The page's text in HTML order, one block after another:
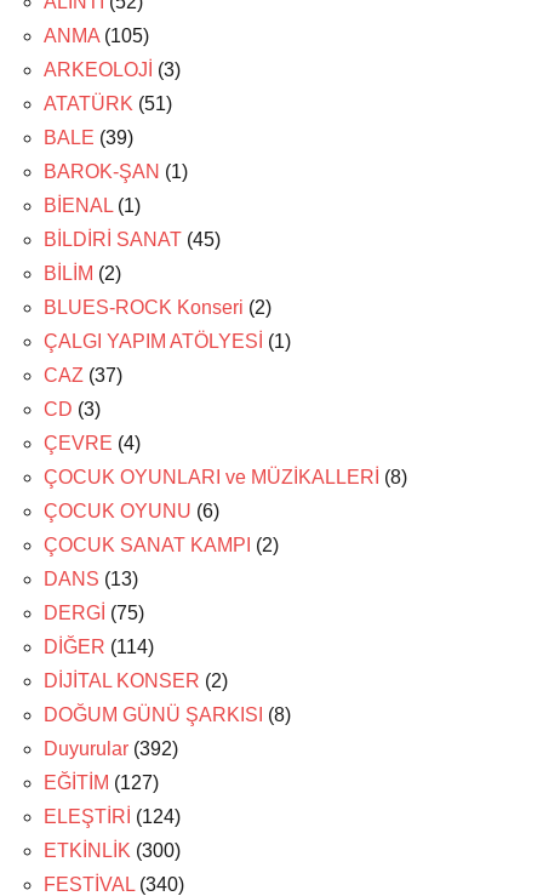
ANMA (105)
ARKEOLOJİ (3)
ATATÜRK (51)
BALE (39)
BAROK-ŞAN (1)
BİENAL (1)
BİLDİRİ SANAT (45)
BİLİM (2)
BLUES-ROCK Konseri (2)
ÇALGI YAPIM ATÖLYESİ (1)
CAZ (37)
CD (3)
ÇEVRE (4)
ÇOCUK OYUNLARI ve MÜZİKALLERİ (8)
ÇOCUK OYUNU (6)
ÇOCUK SANAT KAMPI (2)
DANS (13)
DERGİ (75)
DİĞER (114)
DİJİTAL KONSER (2)
DOĞUM GÜNÜ ŞARKISI (8)
Duyurular (392)
EĞİTİM (127)
ELEŞTİRİ (124)
ETKİNLİK (300)
FESTİVAL (340)